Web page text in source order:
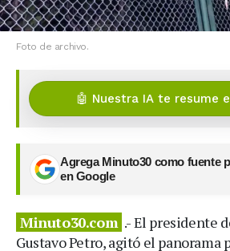
Foto de archivo.
🤖 Nuestra IA te resume
Agrega Minuto30 como fuente
en Google
Minuto30.com .- El presidente
Gustavo Petro, agitó el panorama